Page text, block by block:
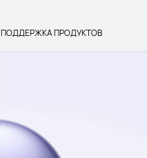
ПОДДЕРЖКА ПРОДУКТОВ